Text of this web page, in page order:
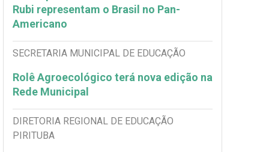
Rubi representam o Brasil no Pan-
Americano
SECRETARIA MUNICIPAL DE EDUCAÇÃO
Rolê Agroecológico terá nova edição na
Rede Municipal
DIRETORIA REGIONAL DE EDUCAÇÃO
PIRITUBA